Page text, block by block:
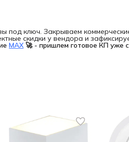
под ключ. Закрываем
скидки у вендора и
MAX 🚀 - пришлем готовое КП уже